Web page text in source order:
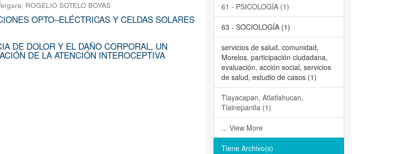
; ROGELIO SOTELO BOYAS
OPTO–ELÉCTRICAS Y CELDAS SOLARES
DE DOLOR Y EL DAÑO CORPORAL, UN
DE LA ATENCIÓN INTEROCEPTIVA
61 - PSICOLOGÍA (1)
63 - SOCIOLOGÍA (1)
servicios de salud, comunidad,
Morelos, participación ciudadana,
evaluación, acción social, servicios
de salud, estudio de casos (1)
Tlayacapan, Atlatlahucan,
Tlalnepantla (1)
... View More
Tiene Archivo(s)